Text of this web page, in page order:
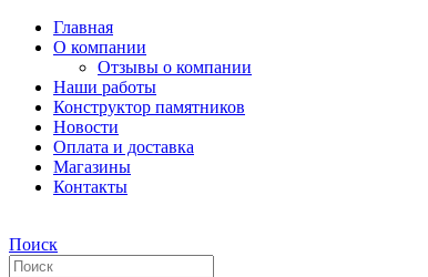
Главная
О компании
Отзывы о компании
Наши работы
Конструктор памятников
Новости
Оплата и доставка
Магазины
Контакты
Поиск